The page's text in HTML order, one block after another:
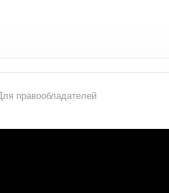
правообладателей